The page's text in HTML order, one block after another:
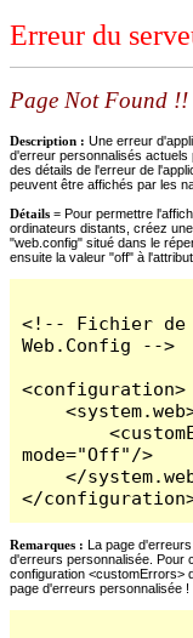
Erreur du
Page Not Found !!
Description : Une erreur
d'erreur personnalisés actuels
des détails de l'erreur de
peuvent être affichés par les
Détails = Pour permettre
ordinateurs distants, créez
"web.config" situé dans le
ensuite la valeur "off" à
<!-- Fichier de
Web.Config -->
<configuration>
    <system.web>
        <customErrors
mode="Off"/>
    </system.web>
</
Remarques : La page
d'erreurs personnalisée. Pour
configuration <customErrors>
page d'erreurs personnalisée !